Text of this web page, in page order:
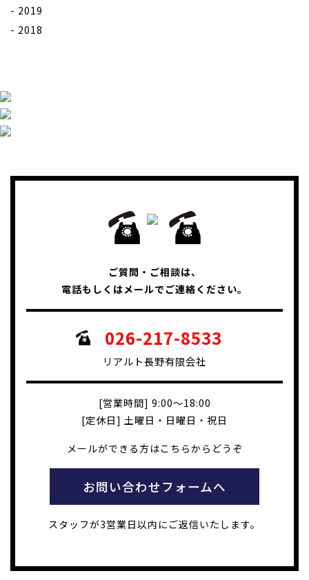
2019
2018
ご質問・ご相談は、
電話もしくはメールでご連絡ください。
026-217-8533
リアルト長野有限会社
[営業時間] 9:00～18:00
[定休日] 土曜日・日曜日・祝日
メールができる方はこちらからどうぞ
お問い合わせフォームへ
スタッフが3営業日以内にご返信いたします。